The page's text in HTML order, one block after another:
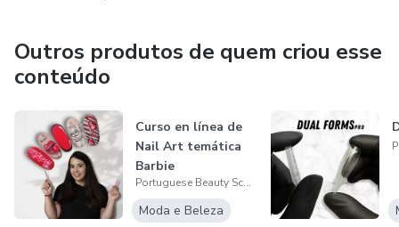
Outros produtos de quem criou esse
conteúdo
Curso en línea de
Nail Art temática
Barbie
Portuguese Beauty School
Moda e Beleza